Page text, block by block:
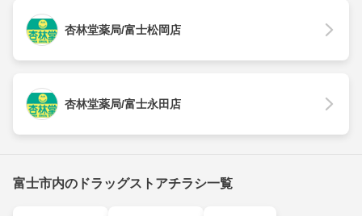
杏林堂薬局/富士松岡店
杏林堂薬局/富士永田店
富士市内のドラッグストアチラシ一覧